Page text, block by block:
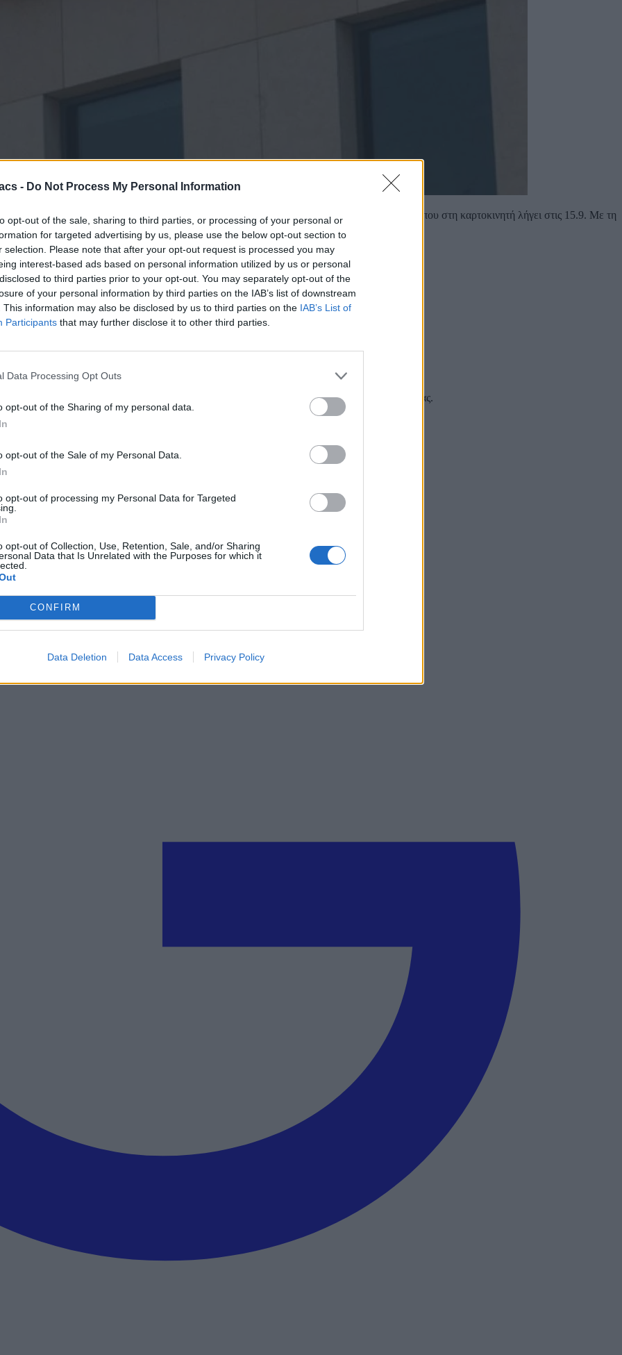
- Do Not Process My Personal Information
opt-out of the sale, sharing to third parties, or processing of your personal or
for targeted advertising by us, please use the below opt-out section to
selection. Please note that after your opt-out request is processed you may
interest-based ads based on personal information utilized by us or personal
to third parties prior to your opt-out. You may separately opt-out of the
of your personal information by third parties on the IAB’s list of downstream
This information may also be disclosed by us to third parties on the IAB’s List of
Participants that may further disclose it to other third parties.
Data Processing Opt Outs
opt-out of the Sharing of my personal data.
opt-out of the Sale of my Personal Data.
opt-out of processing my Personal Data for Targeted
opt-out of Collection, Use, Retention, Sale, and/or Sharing
Data that Is Unrelated with the Purposes for which it
CONFIRM
Data Deletion Data Access Privacy Policy
μετά την προσφορά της Cosmote με τα απεριόριστα δεδομένα
, σειρά έχει η Vodafone, όπου στη καρτοκινητή λήγει στις 15.9. Με τη
αλλά υπάρχει όριο στα 300GB.
ημέρες με 10,9€.
εως 300€.
15/9/2023.
προτεραιότητα έχουν τα Unlimited Data της προσφοράς.
του CU KALOKAIRISTESεδώ
SMS στο 1252.
χρήσης 9,8GB.
όλα τα τεχνολογικά νέα, ή προσθέστε μας στον RSS feed reader και στα social media σας.